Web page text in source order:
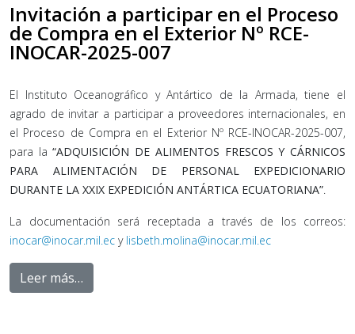
Invitación a participar en el Proceso
de Compra en el Exterior Nº RCE-
INOCAR-2025-007
El Instituto Oceanográfico y Antártico de la Armada, tiene el
agrado de invitar a participar a proveedores internacionales, en
el Proceso de Compra en el Exterior Nº RCE-INOCAR-2025-007,
para la“ADQUISICIÓN DE ALIMENTOS FRESCOS Y CÁRNICOS
PARA ALIMENTACIÓN DE PERSONAL EXPEDICIONARIO
DURANTE LA XXIX EXPEDICIÓN ANTÁRTICA ECUATORIANA”.
La documentación será receptada a través de los correos:
inocar@inocar.mil.ec y lisbeth.molina@inocar.mil.ec
Leer más…